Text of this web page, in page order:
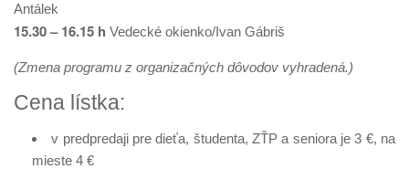
Antálek
15.30 – 16.15 h Vedecké okienko/Ivan Gábriš
(Zmena programu z organizačných dôvodov vyhradená.)
Cena lístka:
v predpredaji pre dieťa, študenta, ZŤP a seniora je 3 €, na
mieste 4 €